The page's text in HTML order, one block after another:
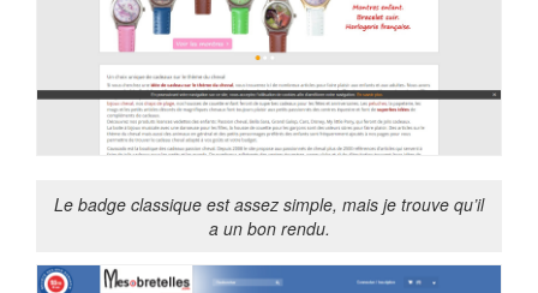
Le badge classique est assez simple, mais je trouve qu’il
a un bon rendu.